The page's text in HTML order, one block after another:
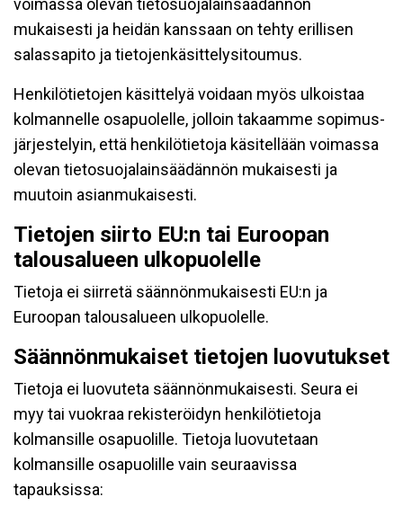
voimassa olevan tietosuojalainsäädännön
mukaisesti ja heidän kanssaan on tehty erillisen
salassapito ja tietojenkäsittelysitoumus.
Henkilötietojen käsittelyä voidaan myös ulkoistaa
kolmannelle osapuolelle, jolloin takaamme sopimus-
järjestelyin, että henkilötietoja käsitellään voimassa
olevan tietosuojalainsäädännön mukaisesti ja
muutoin asianmukaisesti.
Tietojen siirto EU:n tai Euroopan
talousalueen ulkopuolelle
Tietoja ei siirretä säännönmukaisesti EU:n ja
Euroopan talousalueen ulkopuolelle.
Säännönmukaiset tietojen luovutukset
Tietoja ei luovuteta säännönmukaisesti. Seura ei
myy tai vuokraa rekisteröidyn henkilötietoja
kolmansille osapuolille. Tietoja luovutetaan
kolmansille osapuolille vain seuraavissa
tapauksissa: